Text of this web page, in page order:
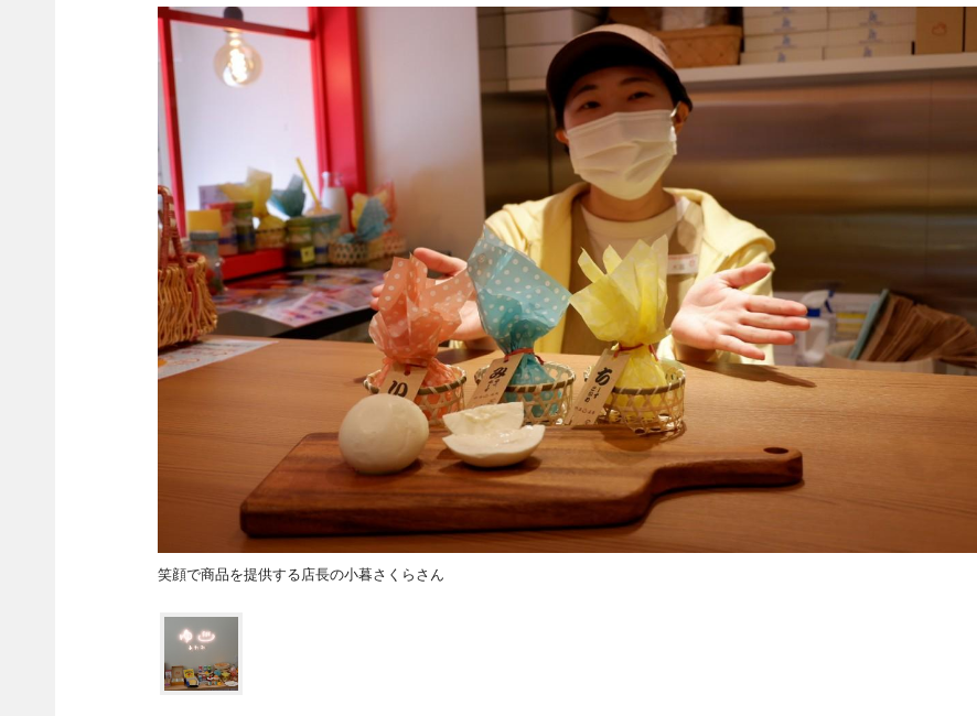
笑顔で商品を提供する店長の小暮さくらさん